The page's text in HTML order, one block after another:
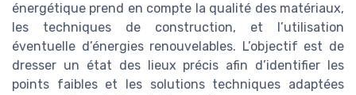
énergétique prend en compte la qualité des matériaux,
les techniques de construction, et l’utilisation
éventuelle d’énergies renouvelables. L’objectif est de
dresser un état des lieux précis afin d’identifier les
points faibles et les solutions techniques adaptées